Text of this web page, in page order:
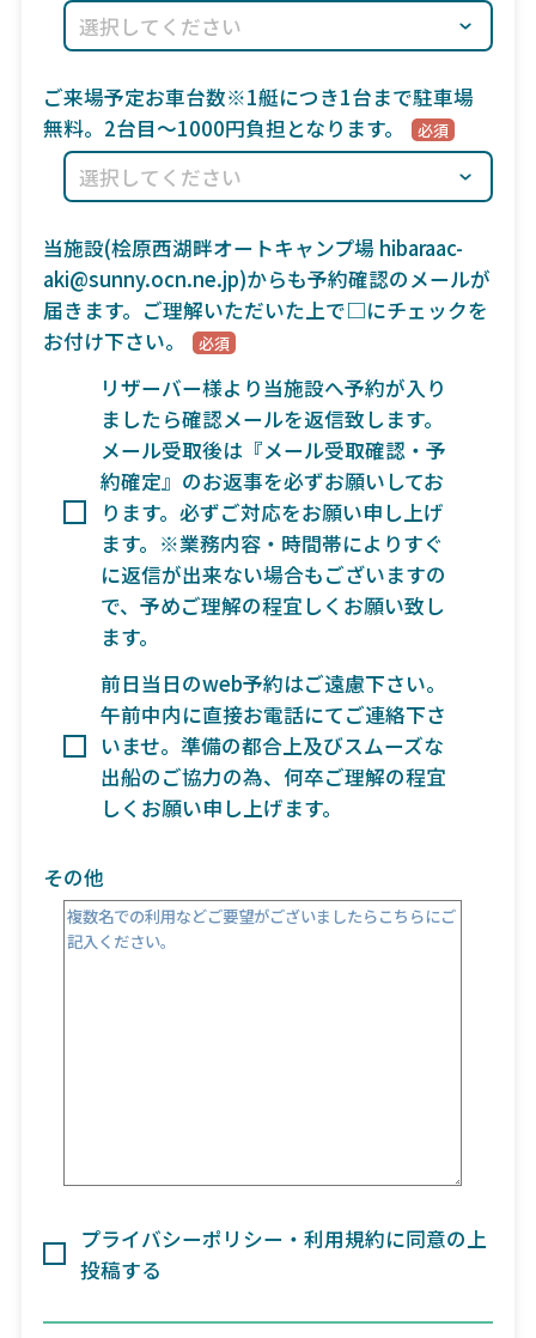
ご来場予定お車台数※1艇につき1台まで駐車場
無料。2台目〜1000円負担となります。
当施設(桧原西湖畔オートキャンプ場 hibaraac-
aki@sunny.ocn.ne.jp)からも予約確認のメールが
届きます。ご理解いただいた上で□にチェックを
お付け下さい。
リザーバー様より当施設へ予約が入り
ましたら確認メールを返信致します。
メール受取後は『メール受取確認・予
約確定』のお返事を必ずお願いしてお
ります。必ずご対応をお願い申し上げ
ます。※業務内容・時間帯によりすぐ
に返信が出来ない場合もございますの
で、予めご理解の程宜しくお願い致し
ます。
前日当日のweb予約はご遠慮下さい。
午前中内に直接お電話にてご連絡下さ
いませ。準備の都合上及びスムーズな
出船のご協力の為、何卒ご理解の程宜
しくお願い申し上げます。
その他
プライバシーポリシー・利用規約に同意の上
投稿する